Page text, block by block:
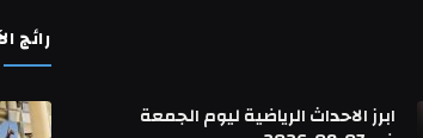
ابرز الاحداث الرياضية ليوم الجمعة
رائج